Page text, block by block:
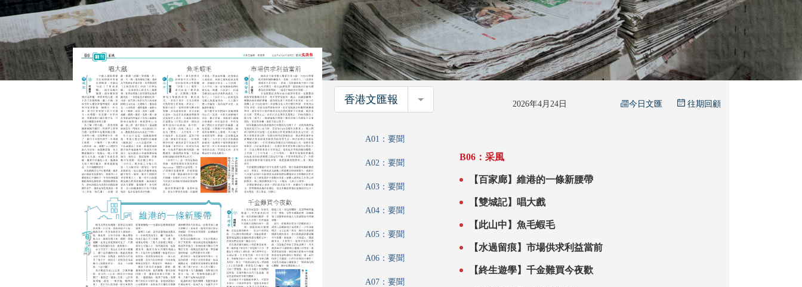
香港文匯報 香港文匯報 2026年4月24日 今日文匯 往期回顧
A01：要聞
A02：要聞
A03：要聞
A04：要聞
A05：要聞
A06：要聞
A07：要聞
B06：采風
【百家廊】維港的一條新腰帶
【雙城記】唱大戲
【此山中】魚毛蝦毛
【水過留痕】市場供求利益當前
【終生遊學】千金難買今夜歡